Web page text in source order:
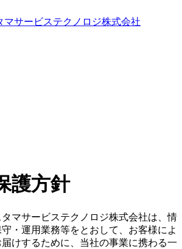
護方針
マサービステクノロジ株式会社は、情
・運用業務等をとおして、お客様によ
けするために、当社の事業に携わる一